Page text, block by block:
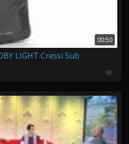
00:50
LIGHT Cressi Sub
-